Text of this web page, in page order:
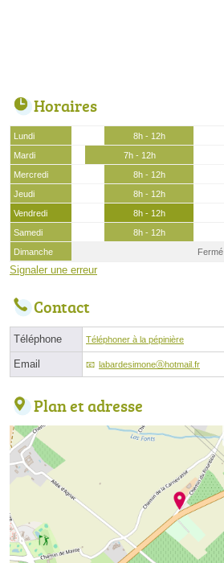
Horaires
Lundi 8h - 12h
Mardi
7h - 12h
Mercredi
8h - 12h
Jeudi
8h - 12h
Vendredi
8h - 12h
Samedi
8h - 12h
Dimanche
Fermé
Signaler une erreur
Contact
Téléphone Téléphoner à la pépinière
Email labardesimoneⓐhotmail.fr
Plan et adresse